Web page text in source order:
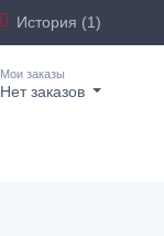
История (1)
Мои заказы
Нет заказов